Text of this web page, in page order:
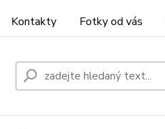
Kontakty Fotky od vás